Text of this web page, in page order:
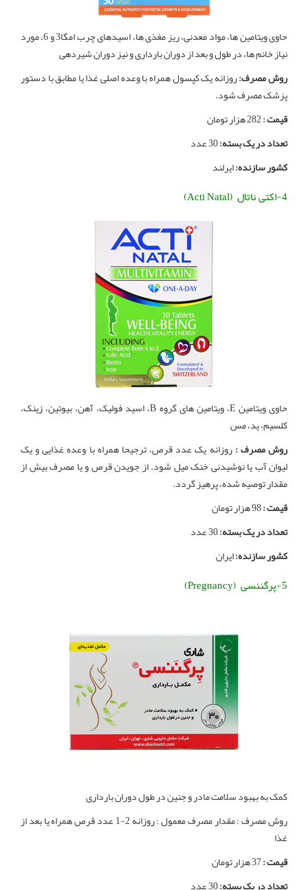
حاوی ویتامین ها، مواد معدنی، ریز مغذی ها، اسیدهای چرب امگا3 و 6، مورد
نیاز خانم ها، در طول و بعد از دوران بارداری و نیز دوران شیردهی
روش مصرف:روزانه یک کپسول همراه با وعده اصلی غذا یا مطابق با دستور
پزشک مصرف شود.
قیمت :282 هزار تومان
تعداد در یک بسته:30 عدد
کشور سازنده:ایرلند
4-اکتی ناتال (Acti Natal)
حاوی ویتامین E، ویتامین های گروه B، اسید فولیک، آهن، بیوتین، زینک،
کلسیم، ید، مس
روش مصرف :روزانه یک عدد قرص، ترجیحا همراه با وعده غذایی و یک
لیوان آب یا نوشیدنی خنک میل شود. از جویدن قرص و یا مصرف بیش از
مقدار توصیه شده، پرهیز گردد.
قیمت :98 هزار تومان
تعداد در یک بسته:30 عدد
کشور سازنده:ایران
5-پرگننسی (Pregnancy)
کمک به بهبود سلامت مادر و جنین در طول دوران بارداری
روش مصرف : مقدار مصرف معمول : روزانه 2-1 عدد قرص همراه یا بعد از
غذا
قیمت :37 هزار تومان
تعداد در یک بسته:30 عدد